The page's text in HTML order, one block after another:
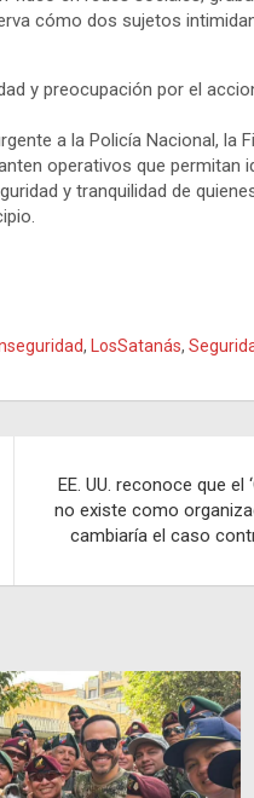
cómo dos sujetos
y preocupación por el
a la Policía Nacional, la
operativos que permitan
y tranquilidad de
, LosSatanás,
EE. UU. reconoce que el
no existe como
cambiaría el caso